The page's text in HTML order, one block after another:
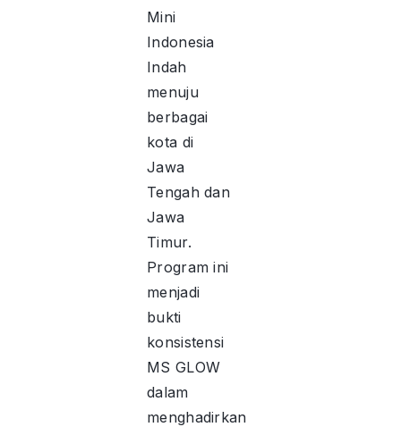
Mini
Indonesia
Indah
menuju
berbagai
kota di
Jawa
Tengah dan
Jawa
Timur.
Program ini
menjadi
bukti
konsistensi
MS GLOW
dalam
menghadirkan